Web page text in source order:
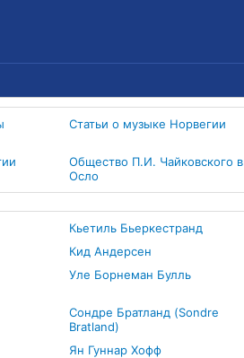
Статьи о музыке Норвегии
Общество П.И. Чайковского в
Осло
Кьетиль Бьеркестранд
Кид Андерсен
Уле Борнеман Булль
Сондре Братланд (Sondre
Bratland)
Ян Гуннар Хофф